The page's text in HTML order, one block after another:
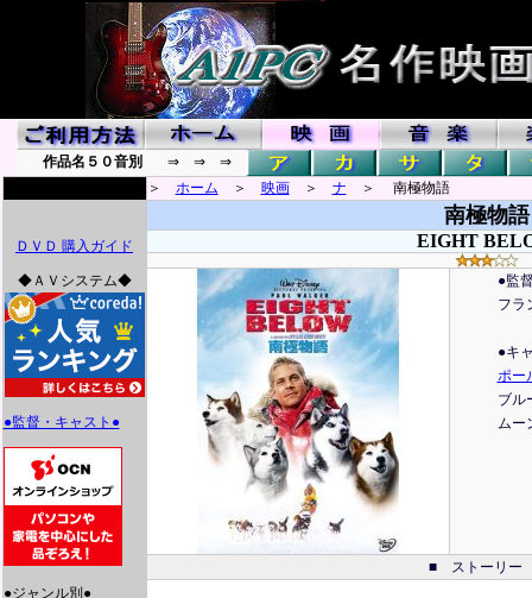
作品名５０音別
⇒ ⇒ ⇒
＞ ホーム ＞ 映画＞ ナ ＞ 南極物語
ＤＶＤ 購入ガイド
◆ＡＶシステム◆
●監督・キャスト●
●ジャンル別●
南極物語
EIGHT
●監
フラ
●キ
ポー
ブル
ムー
■ ストーリ